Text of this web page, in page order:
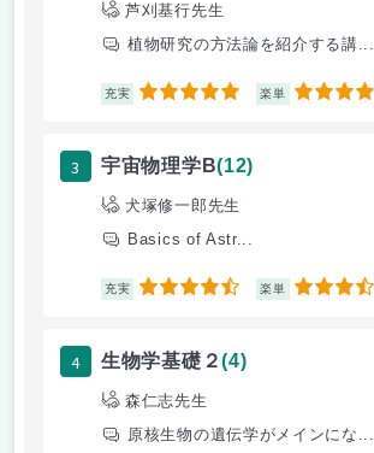
芦刈基行先生
植物研究の方法論を紹介する講...
充実 5 楽単 4.5
3 宇宙物理学B(12)
犬塚修一郎先生
Basics of Astr...
充実 4.5 楽単 3.5
4 生物学基礎２(4)
森仁志先生
原核生物の遺伝学がメインにな...